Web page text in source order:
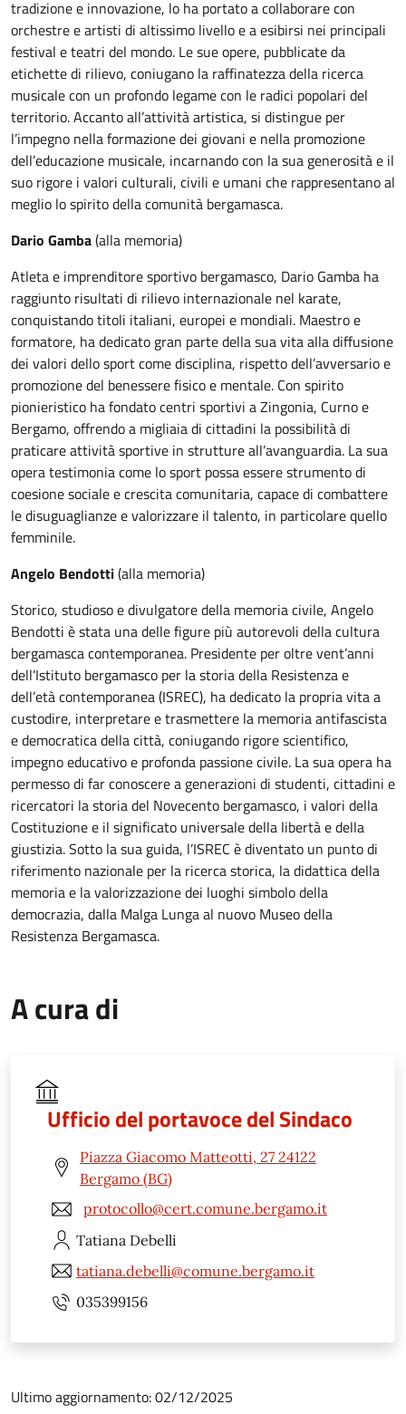
tradizione e innovazione, lo ha portato a collaborare con
orchestre e artisti di altissimo livello e a esibirsi nei principali
festival e teatri del mondo. Le sue opere, pubblicate da
etichette di rilievo, coniugano la raffinatezza della ricerca
musicale con un profondo legame con le radici popolari del
territorio. Accanto all’attività artistica, si distingue per
l’impegno nella formazione dei giovani e nella promozione
dell’educazione musicale, incarnando con la sua generosità e il
suo rigore i valori culturali, civili e umani che rappresentano al
meglio lo spirito della comunità bergamasca.
Dario Gamba(alla memoria)
Atleta e imprenditore sportivo bergamasco, Dario Gamba ha
raggiunto risultati di rilievo internazionale nel karate,
conquistando titoli italiani, europei e mondiali. Maestro e
formatore, ha dedicato gran parte della sua vita alla diffusione
dei valori dello sport come disciplina, rispetto dell’avversario e
promozione del benessere fisico e mentale. Con spirito
pionieristico ha fondato centri sportivi a Zingonia, Curno e
Bergamo, offrendo a migliaia di cittadini la possibilità di
praticare attività sportive in strutture all’avanguardia. La sua
opera testimonia come lo sport possa essere strumento di
coesione sociale e crescita comunitaria, capace di combattere
le disuguaglianze e valorizzare il talento, in particolare quello
femminile.
Angelo Bendotti(alla memoria)
Storico, studioso e divulgatore della memoria civile, Angelo
Bendotti è stata una delle figure più autorevoli della cultura
bergamasca contemporanea. Presidente per oltre vent’anni
dell’Istituto bergamasco per la storia della Resistenza e
dell’età contemporanea (ISREC), ha dedicato la propria vita a
custodire, interpretare e trasmettere la memoria antifascista
e democratica della città, coniugando rigore scientifico,
impegno educativo e profonda passione civile. La sua opera ha
permesso di far conoscere a generazioni di studenti, cittadini e
ricercatori la storia del Novecento bergamasco, i valori della
Costituzione e il significato universale della libertà e della
giustizia. Sotto la sua guida, l’ISREC è diventato un punto di
riferimento nazionale per la ricerca storica, la didattica della
memoria e la valorizzazione dei luoghi simbolo della
democrazia, dalla Malga Lunga al nuovo Museo della
Resistenza Bergamasca.
A cura di
Ufficio del portavoce del Sindaco
Piazza Giacomo Matteotti, 27 24122
Bergamo (BG)
protocollo@cert.comune.bergamo.it
Tatiana Debelli
tatiana.debelli@comune.bergamo.it
035399156
Ultimo aggiornamento: 02/12/2025